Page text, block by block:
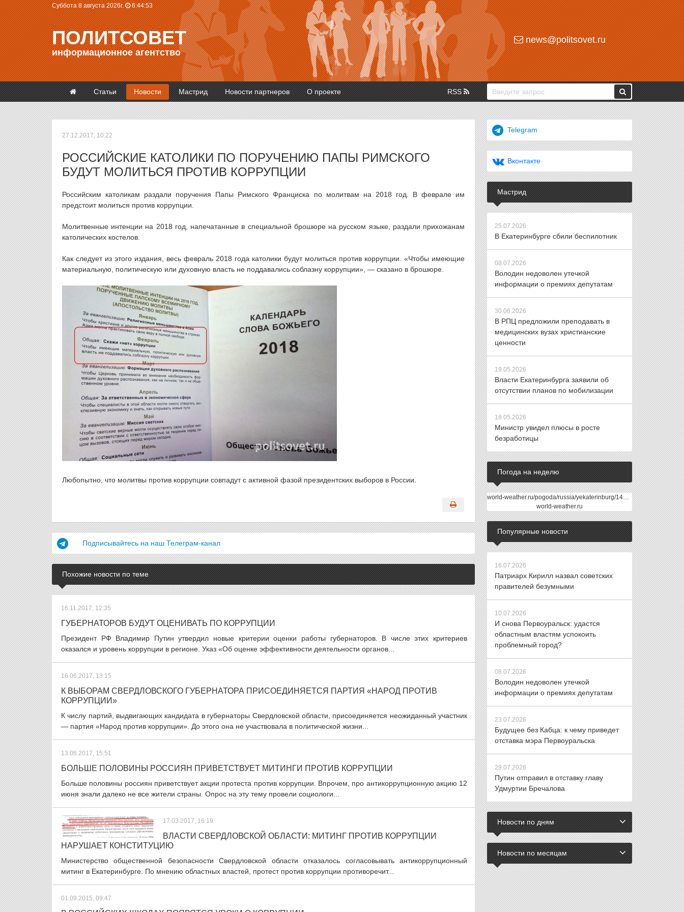
Суббота 8 августа 2026г. 6:44:54
ПОЛИТСОВЕТ
информационное агентство
news@politsovet.ru
Статьи Новости Мастрид Новости партнеров О проекте RSS
27.12.2017, 10:22
РОССИЙСКИЕ КАТОЛИКИ ПО ПОРУЧЕНИЮ ПАПЫ РИМСКОГО
БУДУТ МОЛИТЬСЯ ПРОТИВ КОРРУПЦИИ
Российским католикам раздали поручения Папы Римского Франциска по молитвам на 2018 год. В феврале им
предстоит молиться против коррупции.
Молитвенные интенции на 2018 год, напечатанные в специальной брошюре на русском языке, раздали прихожанам
католических костелов.
Как следует из этого издания, весь февраль 2018 года католики будут молиться против коррупции. «Чтобы имеющие
материальную, политическую или духовную власть не поддавались соблазну коррупции», — сказано в брошюре.
Любопытно, что молитвы против коррупции совпадут с активной фазой президентских выборов в России.
Подписывайтесь на наш Телеграм-канал
Похожие новости по теме
16.11.2017, 12:35
ГУБЕРНАТОРОВ БУДУТ ОЦЕНИВАТЬ ПО КОРРУПЦИИ
Президент РФ Владимир Путин утвердил новые критерии оценки работы губернаторов. В числе этих критериев
оказался и уровень коррупции в регионе. Указ «Об оценке эффективности деятельности органов...
16.06.2017, 13:15
К ВЫБОРАМ СВЕРДЛОВСКОГО ГУБЕРНАТОРА ПРИСОЕДИНЯЕТСЯ ПАРТИЯ «НАРОД ПРОТИВ
КОРРУПЦИИ»
К числу партий, выдвигающих кандидата в губернаторы Свердловской области, присоединяется неожиданный участник
— партия «Народ против коррупции». До этого она не участвовала в политической жизни...
13.06.2017, 15:51
БОЛЬШЕ ПОЛОВИНЫ РОССИЯН ПРИВЕТСТВУЕТ МИТИНГИ ПРОТИВ КОРРУПЦИИ
Больше половины россиян приветствует акции протеста против коррупции. Впрочем, про антикоррупционную акцию 12
июня знали далеко не все жители страны. Опрос на эту тему провели социологи...
17.03.2017, 16:19
ВЛАСТИ СВЕРДЛОВСКОЙ ОБЛАСТИ: МИТИНГ ПРОТИВ КОРРУПЦИИ
НАРУШАЕТ КОНСТИТУЦИЮ
Министерство общественной безопасности Свердловской области отказалось согласовывать антикоррупционный
митинг в Екатеринбурге. По мнению областных властей, протест против коррупции противоречит...
01.09.2015, 09:47
Telegram
Вконтакте
Мастрид
25.07.2026
В Екатеринбурге сбили беспилотник
08.07.2026
Володин недоволен утечкой
информации о премиях депутатам
30.06.2026
В РПЦ предложили преподавать в
медицинских вузах христианские
ценности
19.05.2026
Власти Екатеринбурга заявили об
отсутствии планов по мобилизации
18.05.2026
Министр увидел плюсы в росте
безработицы
Погода на неделю
world-weather.ru/pogoda/russia/yekaterinburg/14days/
world-weather.ru
Популярные новости
16.07.2026
Патриарх Кирилл назвал советских
правителей безумными
10.07.2026
И снова Первоуральск: удастся
областным властям успокоить
проблемный город?
08.07.2026
Володин недоволен утечкой
информации о премиях депутатам
23.07.2026
Будущее без Кабца: к чему приведет
отставка мэра Первоуральска
29.07.2026
Путин отправил в отставку главу
Удмуртии Бречалова
Новости по дням
Новости по месяцам